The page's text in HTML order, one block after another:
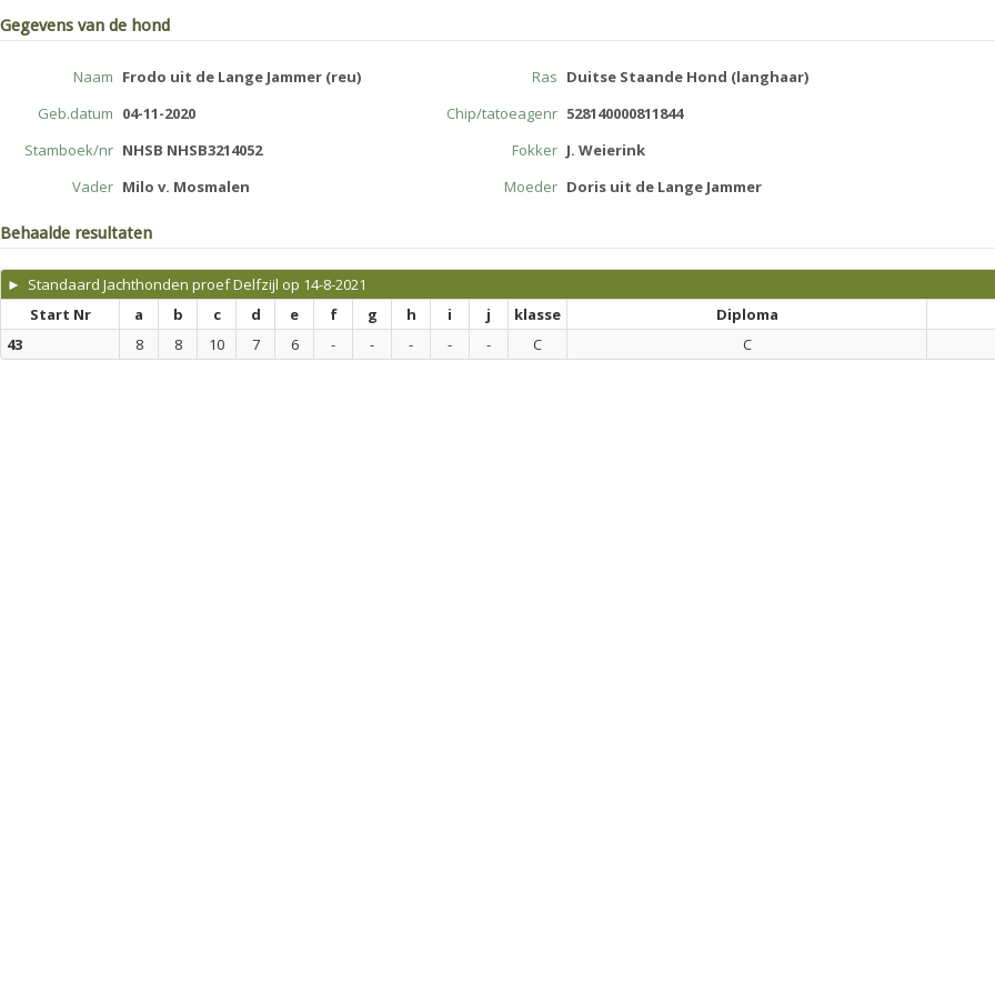
Gegevens van de hond
Naam Frodo uit de Lange Jammer (reu) Ras Duitse Staande Hond (langhaar)
Geb.datum 04-11-2020 Chip/tatoeagenr 528140000811844
Stamboek/nr NHSB NHSB3214052 Fokker J. Weierink
Vader Milo v. Mosmalen Moeder Doris uit de Lange Jammer
Behaalde resultaten
► Standaard Jachthonden proef Delfzijl op 14-8-2021
Start Nr
a b c d e f g h i j klasse Diploma
43
8 8 10 7 6 - - - - - C C